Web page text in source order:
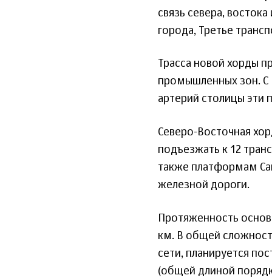
связь севера,
города, Третье
Трасса новой хорды
промышленных зон. С
артерий столицы эти
Северо-Восточная
подъезжать к 12
также платформам
железной дороги.
Протяженность
км. В общей
сети, планируется
(общей длиной